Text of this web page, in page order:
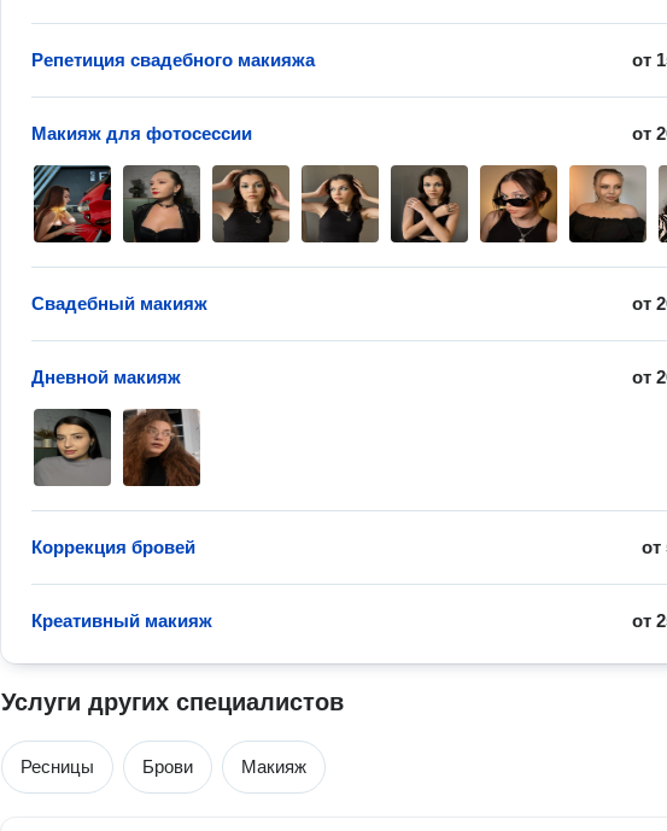
от
Репетиция свадебного макияжа
от
Макияж для фотосессии
от
Свадебный макияж
от
Дневной макияж
от
Коррекция бровей
от
Креативный макияж
Услуги других специалистов
Ресницы Брови Макияж